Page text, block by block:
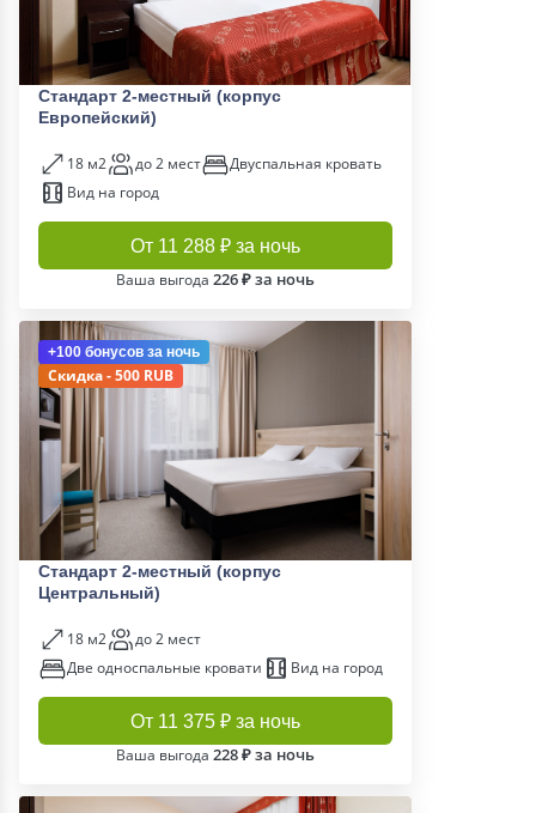
Стандарт 2-местный (корпус
Европейский)
18 м2 до 2 мест
Двуспальная кровать
Вид на город
От 11 288 ₽ за ночь
Ваша выгода 226 ₽ за ночь
+100 бонусов за ночь
Скидка - 500 RUB
Стандарт 2-местный (корпус
Центральный)
18 м2
до 2 мест
Две односпальные кровати
Вид на город
От 11 375 ₽ за ночь
Ваша выгода 228 ₽ за ночь